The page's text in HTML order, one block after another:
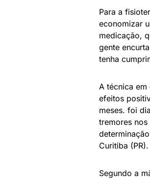
Para a
economizar
medicação,
gente
tenha
A técnica em
efeitos
meses. foi
tremores
Curitiba (PR).
Segundo a